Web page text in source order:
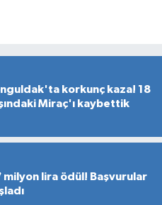
korkunç kaza! 18
Miraç'ı kaybettik
milyon lira ödül! Başvurular